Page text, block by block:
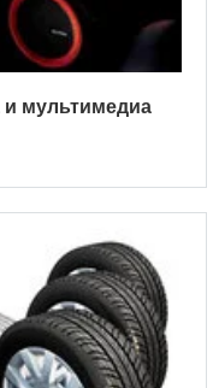
и мультимедиа